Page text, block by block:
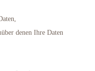
denen Ihre Daten